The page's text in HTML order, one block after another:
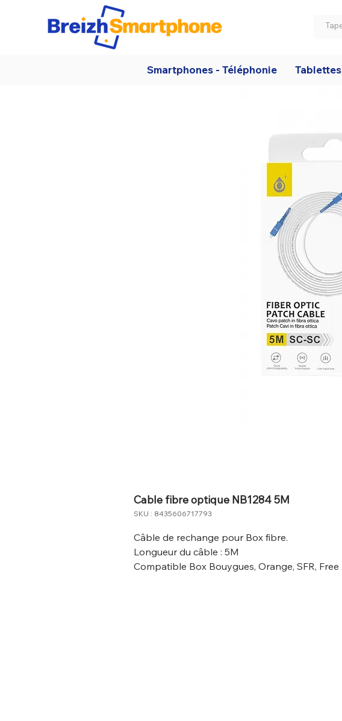
Smartphones - Téléphonie Tablettes
Cable fibre optique NB1284 5M
SKU : 8435606717793
Câble de rechange pour Box fibre.
Longueur du câble : 5M
Compatible Box Bouygues, Orange, SFR, Free